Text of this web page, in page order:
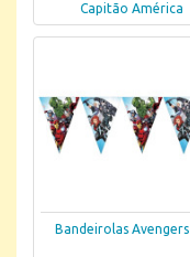
Capitão América
Bandeirolas Avengers